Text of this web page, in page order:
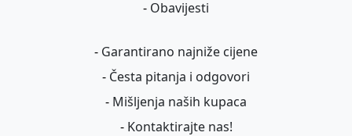
- Obavijesti
- Garantirano najniže cijene
- Česta pitanja i odgovori
- Mišljenja naših kupaca
- Kontaktirajte nas!